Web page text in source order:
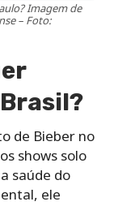
Imagem de
– Foto:
de Bieber no
shows solo
saúde do
ele